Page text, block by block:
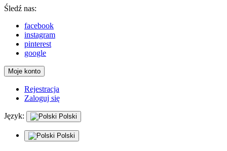
Śledź nas:
facebook
instagram
pinterest
google
Moje konto
Rejestracja
Zaloguj się
Język: Polski
Polski